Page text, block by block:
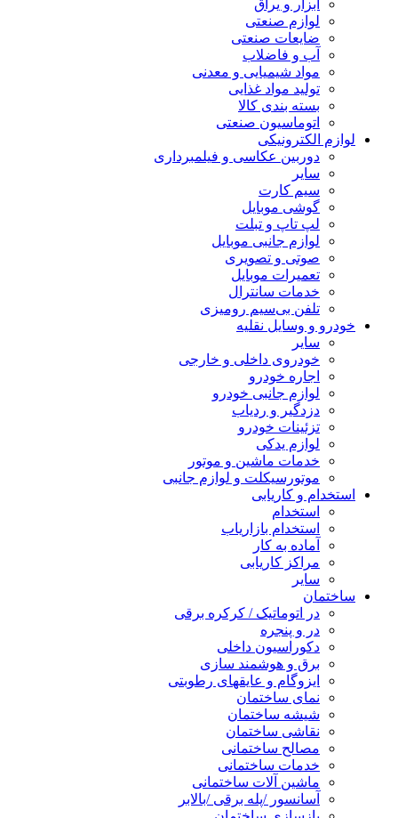
ابزار و یراق
لوازم صنعتی
ضایعات صنعتی
آب و فاضلاب
مواد شیمیایی و معدنی
تولید مواد غذایی
بسته بندی کالا
اتوماسیون صنعتی
لوازم الکترونیکی
دوربین عکاسی و فیلمبرداری
سایر
سیم کارت
گوشی موبایل
لپ تاپ و تبلت
لوازم جانبی موبایل
صوتی و تصویری
تعمیرات موبایل
خدمات سانترال
تلفن بی‌سیم رومیزی
خودرو و وسایل نقلیه
سایر
خودروی داخلی و خارجی
اجاره خودرو
لوازم جانبی خودرو
دزدگیر و ردیاب
تزئینات خودرو
لوازم یدکی
خدمات ماشین و موتور
موتورسیکلت و لوازم جانبی
استخدام و کاریابی
استخدام
استخدام بازاریاب
آماده به کار
مراکز کاریابی
سایر
ساختمان
در اتوماتیک / کرکره برقی
در و پنجره
دکوراسیون داخلی
برق و هوشمند سازی
ایزوگام و عایقهای رطوبتی
نمای ساختمان
شیشه ساختمان
نقاشی ساختمان
مصالح ساختمانی
خدمات ساختمانی
ماشین آلات ساختمانی
آسانسور /پله برقی /بالابر